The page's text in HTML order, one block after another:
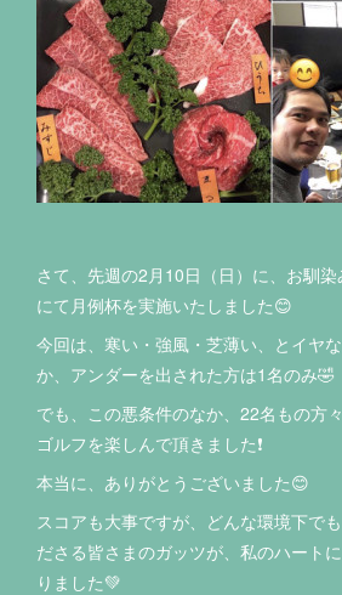
さて、先週の2月10日（日）に、お馴
にて月例杯を実施いたしました😊
今回は、寒い・強風・芝薄い、とイヤ
か、アンダーを出された方は1名のみ🤣
でも、この悪条件のなか、 22名もの方
ゴルフを楽しんで頂きました❗️
本当に、ありがとうございました😊
スコアも大事ですが、どんな環境下で
ださる皆さまのガッツが、私のハート
りました💚